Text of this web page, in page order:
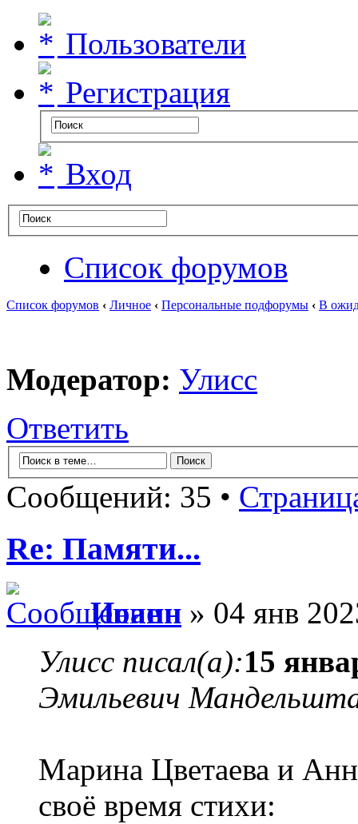
Пользователи
Регистрация
Вход
Список форумов
Список форумов ‹ Личное ‹ Персональные подфорумы ‹ В
Модератор: Улисс
Ответить
Сообщений: 35 •
Re: Памяти...
Иоанн » 04 янв
Улисс писал(а):15
Эмильевич
Марина Цветаева и
своё время стихи: